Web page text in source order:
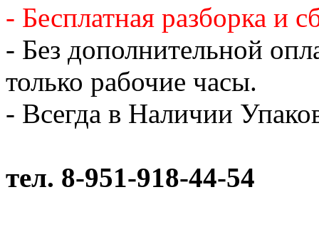
- Бесплатная разборка и
- Без дополнительной
только рабочие часы.
- Всегда в Наличии
тел. 8-951-918-44-54